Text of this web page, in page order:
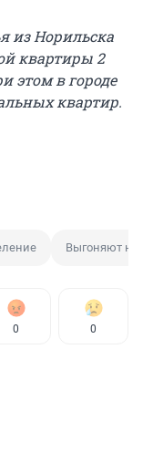
из Норильска
квартиры 2
этом в городе
квартир.
Выгоняют на
0 0